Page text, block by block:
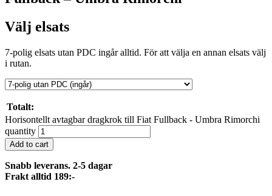
Välj elsats
7-polig elsats utan PDC ingår alltid. För att välja en annan elsats välj
i rutan.
Totalt:
Horisontellt avtagbar dragkrok till Fiat Fullback - Umbra Rimorchi
quantity
Add to cart
Snabb leverans. 2-5 dagar
Frakt alltid 189:-